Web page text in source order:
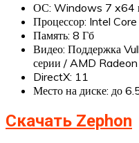
ОС: Windows 7 x64
Процессор: Intel
Память: 8 Гб
Видео: Поддержка
серии / AMD
DirectX: 11
Место на диске: до
Скачать Zephon